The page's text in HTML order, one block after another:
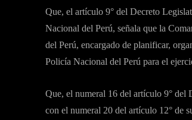
Que, el artículo 9° del Decreto
Nacional del Perú, señala que la
del Perú, encargado de planificar,
Policía Nacional del Perú para el
Que, el numeral 16 del artículo 9° del
con el numeral 20 del artículo 12° de